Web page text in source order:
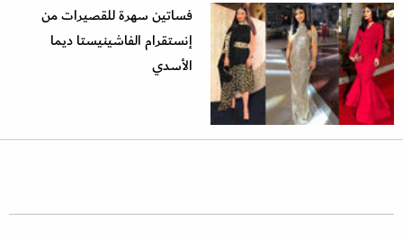
فساتين سهرة للقصيرات من
إنستقرام الفاشينيستا ديما
الأسدي